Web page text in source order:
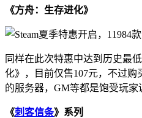
《方舟：生存进化》
同样在此次特惠中达到历史最
化》，目前仅售107元，不过
的服务器，GM等都是饱受玩家
《刺客信条》系列